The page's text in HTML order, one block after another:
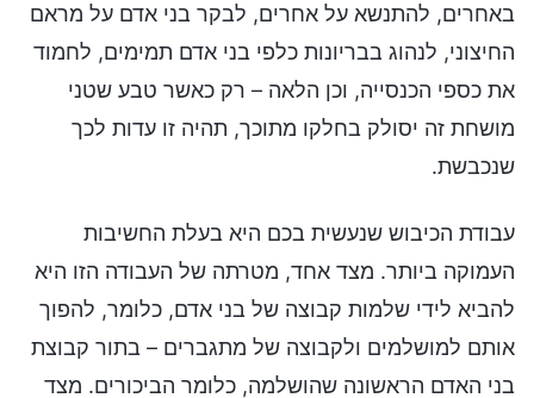
באחרים, להתנשא על אחרים, לבקר בני אדם על מראם
החיצוני, לנהוג בבריונות כלפי בני אדם תמימים, לחמוד
את כספי הכנסייה, וכן הלאה – רק כאשר טבע שטני
מושחת זה יסולק בחלקו מתוכך, תהיה זו עדות לכך
שנכבשת.
עבודת הכיבוש שנעשית בכם היא בעלת החשיבות
העמוקה ביותר. מצד אחד, מטרתה של העבודה הזו היא
להביא לידי שלמות קבוצה של בני אדם, כלומר, להפוך
אותם למושלמים ולקבוצה של מתגברים – בתור קבוצת
בני האדם הראשונה שהושלמה, כלומר הביכורים. מצד